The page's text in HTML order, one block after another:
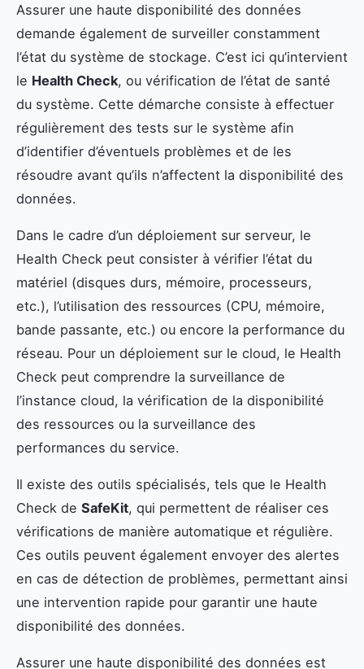
Assurer une haute disponibilité des données
demande également de surveiller constamment
l’état du système de stockage. C’est ici qu’intervient
le Health Check, ou vérification de l’état de santé
du système. Cette démarche consiste à effectuer
régulièrement des tests sur le système afin
d’identifier d’éventuels problèmes et de les
résoudre avant qu’ils n’affectent la disponibilité des
données.
Dans le cadre d’un déploiement sur serveur, le
Health Check peut consister à vérifier l’état du
matériel (disques durs, mémoire, processeurs,
etc.), l’utilisation des ressources (CPU, mémoire,
bande passante, etc.) ou encore la performance du
réseau. Pour un déploiement sur le cloud, le Health
Check peut comprendre la surveillance de
l’instance cloud, la vérification de la disponibilité
des ressources ou la surveillance des
performances du service.
Il existe des outils spécialisés, tels que le Health
Check de SafeKit, qui permettent de réaliser ces
vérifications de manière automatique et régulière.
Ces outils peuvent également envoyer des alertes
en cas de détection de problèmes, permettant ainsi
une intervention rapide pour garantir une haute
disponibilité des données.
Assurer une haute disponibilité des données est